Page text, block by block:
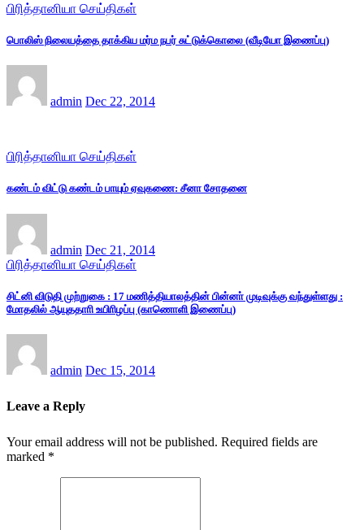
பிரித்தானியா செய்திகள்
பொலிஸ் நிலையத்தை தாக்கிய மர்ம நபர் சுட்டுக்கொலை (வீடியோ இணைப்பு)
admin Dec 22, 2014
பிரித்தானியா செய்திகள்
கண்டம் விட்டு கண்டம் பாயும் ஏவுகணை: சீனா சோதனை
admin Dec 21, 2014
பிரித்தானியா செய்திகள்
சிட்னி விடுதி முற்றுகை : 17 மணித்தியாலத்தின் பின்னா் முடிவுக்கு வந்துள்ளது :
மோதலில் ஆயுததாாி உயிாிழப்பு (காணொளி இணைப்பு)
admin Dec 15, 2014
Leave a Reply
Your email address will not be published. Required fields are
marked *